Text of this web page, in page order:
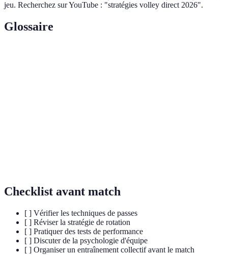
jeu. Recherchez sur YouTube : "stratégies volley direct 2026".
Glossaire
Checklist avant match
[ ] Vérifier les techniques de passes
[ ] Réviser la stratégie de rotation
[ ] Pratiquer des tests de performance
[ ] Discuter de la psychologie d'équipe
[ ] Organiser un entraînement collectif avant le match